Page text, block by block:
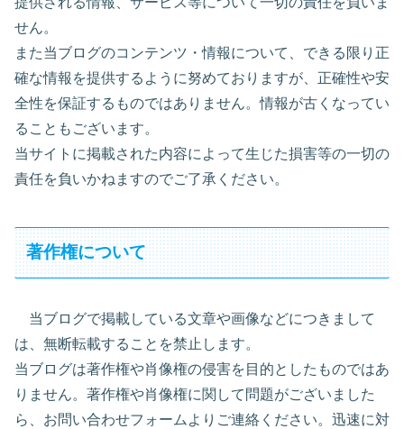
せん。
また当ブログのコンテンツ・情報について、できる限り正
確な情報を提供するように努めておりますが、正確性や安
全性を保証するものではありません。情報が古くなってい
ることもございます。
当サイトに掲載された内容によって生じた損害等の一切の
責任を負いかねますのでご了承ください。
著作権について
当ブログで掲載している文章や画像などにつきまして
は、無断転載することを禁止します。
当ブログは著作権や肖像権の侵害を目的としたものではあ
りません。著作権や肖像権に関して問題がございました
ら、お問い合わせフォームよりご連絡ください。迅速に対